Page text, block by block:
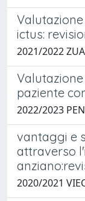
ictus:
2021/2022
paziente
2022/2023
vantaggi e
attraverso
2020/2021